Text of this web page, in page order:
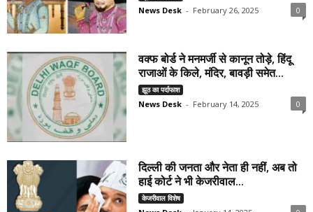
News Desk - February 26, 2025 0
वक्फ बोर्ड ने मनमर्जी से कानून तोड़े, हिंदू
राजाओं के किले, मंदिर, बावड़ी समेत...
झूठ का पर्दाफाश
News Desk - February 14, 2025 0
दिल्ली की जनता और नेता ही नहीं, अब तो
हाई कोर्ट ने भी केजरीवाल...
केजरीवाल विशेष